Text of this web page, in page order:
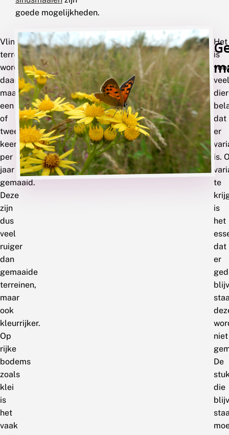
goede mogelijkheden.
Vlindervriendelijke
terreinen
worden
daarom
maar
een
of
twee
keer
per
jaar
gemaaid.
Deze
zijn
dus
veel
ruiger
dan
gemaaide
terreinen,
maar
ook
kleurrijker.
Op
rijke
bodems
zoals
klei
is
het
vaak
Meer
lezen
Het
is
veel
dat
er
is.
te
is
het
dat
er
niet
De
die